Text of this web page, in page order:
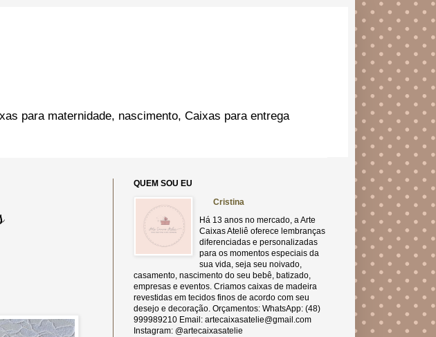
para maternidade, nascimento, Caixas para entrega
QUEM SOU EU
Cristina
Há 13 anos no mercado, a Arte
Caixas Ateliê oferece lembranças
diferenciadas e personalizadas
para os momentos especiais da
sua vida, seja seu noivado,
casamento, nascimento do seu bebê, batizado,
empresas e eventos. Criamos caixas de madeira
revestidas em tecidos finos de acordo com seu
desejo e decoração. Orçamentos: WhatsApp: (48)
999989210 Email: artecaixasatelie@gmail.com
Instagram: @artecaixasatelie